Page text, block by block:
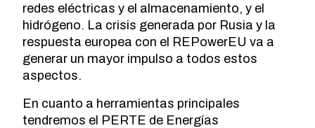
redes eléctricas y el almacenamiento, y el
hidrógeno. La crisis generada por Rusia y la
respuesta europea con el REPowerEU va a
generar un mayor impulso a todos estos
aspectos.
En cuanto a herramientas principales
tendremos el PERTE de Energías